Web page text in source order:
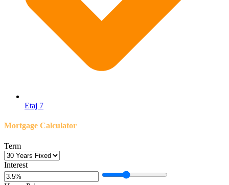
Etaj 7
Mortgage Calculator
Term
Interest